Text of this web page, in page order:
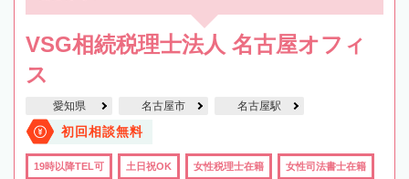
VSG相続税理士法人 名古屋オフィ
ス
愛知県 名古屋市 名古屋駅
初回相談無料
19時以降TEL可 土日祝OK 女性税理士在籍 女性司法書士在籍